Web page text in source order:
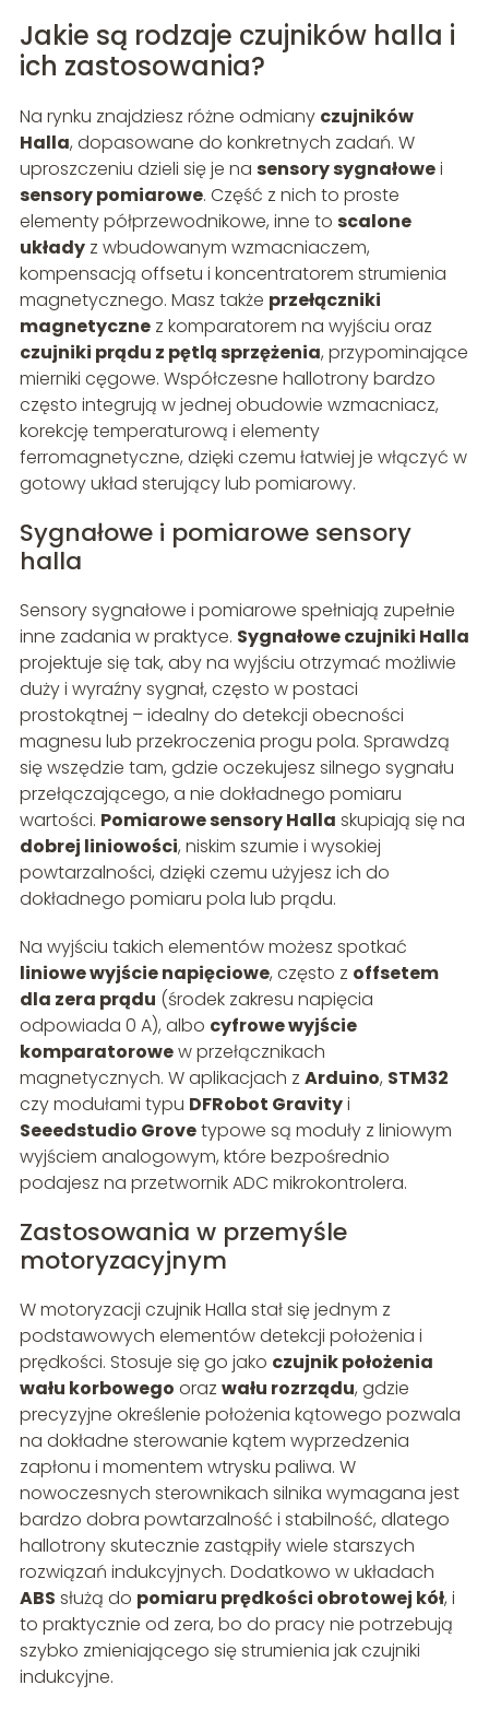
Jakie są rodzaje czujników halla i
ich zastosowania?
Na rynku znajdziesz różne odmiany czujników
Halla, dopasowane do konkretnych zadań. W
uproszczeniu dzieli się je na sensory sygnałowei
sensory pomiarowe. Część z nich to proste
elementy półprzewodnikowe, inne to scalone
układyz wbudowanym wzmacniaczem,
kompensacją offsetu i koncentratorem strumienia
magnetycznego. Masz także przełączniki
magnetycznez komparatorem na wyjściu oraz
czujniki prądu z pętlą sprzężenia, przypominające
mierniki cęgowe. Współczesne hallotrony bardzo
często integrują w jednej obudowie wzmacniacz,
korekcję temperaturową i elementy
ferromagnetyczne, dzięki czemu łatwiej je włączyć w
gotowy układ sterujący lub pomiarowy.
Sygnałowe i pomiarowe sensory
halla
Sensory sygnałowe i pomiarowe spełniają zupełnie
inne zadania w praktyce. Sygnałowe czujniki Halla
projektuje się tak, aby na wyjściu otrzymać możliwie
duży i wyraźny sygnał, często w postaci
prostokątnej – idealny do detekcji obecności
magnesu lub przekroczenia progu pola. Sprawdzą
się wszędzie tam, gdzie oczekujesz silnego sygnału
przełączającego, a nie dokładnego pomiaru
wartości. Pomiarowe sensory Halla skupiają się na
dobrej liniowości, niskim szumie i wysokiej
powtarzalności, dzięki czemu użyjesz ich do
dokładnego pomiaru pola lub prądu.
Na wyjściu takich elementów możesz spotkać
liniowe wyjście napięciowe, często z offsetem
dla zera prądu (środek zakresu napięcia
odpowiada 0 A), albo cyfrowe wyjście
komparatorowew przełącznikach
magnetycznych. W aplikacjach z Arduino, STM32
czy modułami typu DFRobot Gravityi
Seeedstudio Grovetypowe są moduły z liniowym
wyjściem analogowym, które bezpośrednio
podajesz na przetwornik ADC mikrokontrolera.
Zastosowania w przemyśle
motoryzacyjnym
W motoryzacji czujnik Halla stał się jednym z
podstawowych elementów detekcji położenia i
prędkości. Stosuje się go jako czujnik położenia
wału korbowego oraz wału rozrządu, gdzie
precyzyjne określenie położenia kątowego pozwala
na dokładne sterowanie kątem wyprzedzenia
zapłonu i momentem wtrysku paliwa. W
nowoczesnych sterownikach silnika wymagana jest
bardzo dobra powtarzalność i stabilność, dlatego
hallotrony skutecznie zastąpiły wiele starszych
rozwiązań indukcyjnych. Dodatkowo w układach
ABS służą do pomiaru prędkości obrotowej kół, i
to praktycznie od zera, bo do pracy nie potrzebują
szybko zmieniającego się strumienia jak czujniki
indukcyjne.